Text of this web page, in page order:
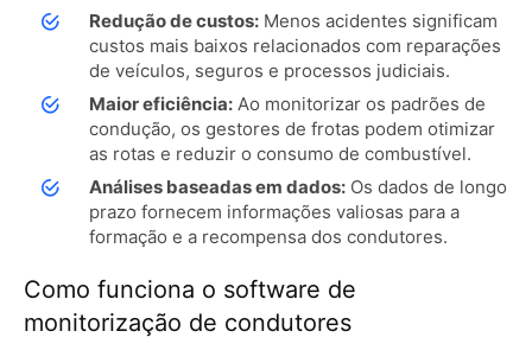
Redução de custos: Menos acidentes significam
custos mais baixos relacionados com reparações
de veículos, seguros e processos judiciais.
Maior eficiência: Ao monitorizar os padrões de
condução, os gestores de frotas podem otimizar
as rotas e reduzir o consumo de combustível.
Análises baseadas em dados: Os dados de longo
prazo fornecem informações valiosas para a
formação e a recompensa dos condutores.
Como funciona o software de
monitorização de condutores